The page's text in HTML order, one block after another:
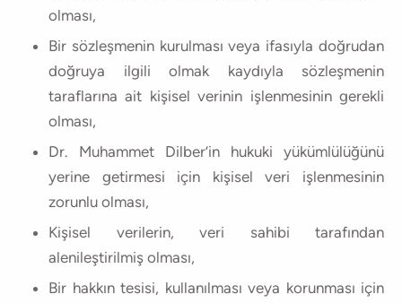
olması,
Bir sözleşmenin kurulması veya ifasıyla doğrudan
doğruya ilgili olmak kaydıyla sözleşmenin
taraflarına ait kişisel verinin işlenmesinin gerekli
olması,
Dr. Muhammet Dilber’in hukuki yükümlülüğünü
yerine getirmesi için kişisel veri işlenmesinin
zorunlu olması,
Kişisel verilerin, veri sahibi tarafından
alenileştirilmiş olması,
Bir hakkın tesisi, kullanılması veya korunması için